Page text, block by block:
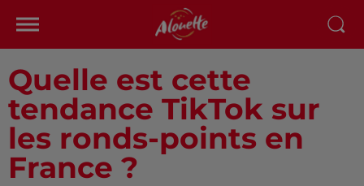
Quelle est cette
tendance TikTok sur
les ronds-points en
France ?